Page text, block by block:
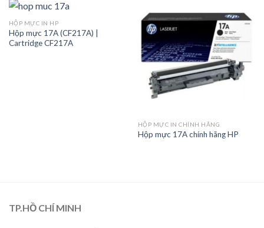
HỘP MỰC IN HP
Hộp mực 17A (CF217A) |
Cartridge CF217A
HỘP MỰC IN CHÍNH HÃNG
Hộp mực 17A chính hãng HP
TP.HỒ CHÍ MINH